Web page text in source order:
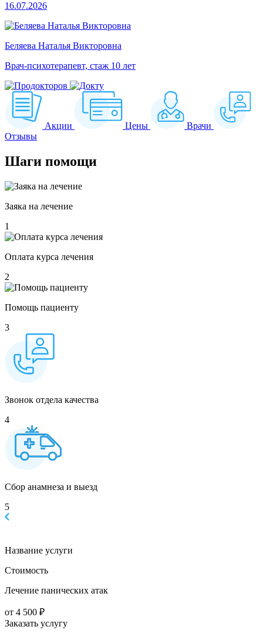
16.07.2026
Беляева Наталья Викторовна
Врач-психотерапевт, стаж 10 лет
Акции Цены
Врачи
Отзывы
Шаги помощи
Заяка на лечение
1
Оплата курса лечения
2
Помощь пациенту
3
Звонок отдела качества
4
Сбор анамнеза и выезд
5
Название услуги
Стоимость
Лечение панических атак
от 4 500 ₽
Заказать услугу